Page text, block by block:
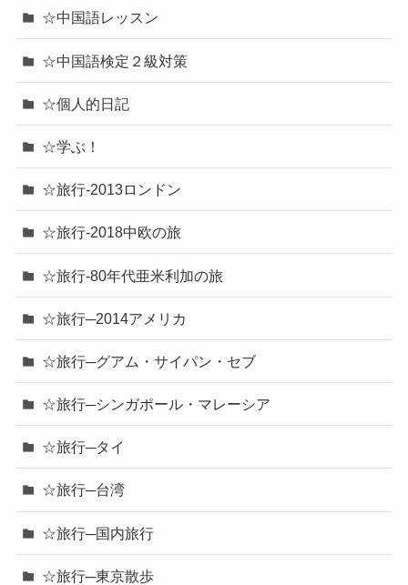
☆中国語レッスン
☆中国語検定２級対策
☆個人的日記
☆学ぶ！
☆旅行-2013ロンドン
☆旅行-2018中欧の旅
☆旅行-80年代亜米利加の旅
☆旅行─2014アメリカ
☆旅行─グアム・サイパン・セブ
☆旅行─シンガポール・マレーシア
☆旅行─タイ
☆旅行─台湾
☆旅行─国内旅行
☆旅行─東京散歩